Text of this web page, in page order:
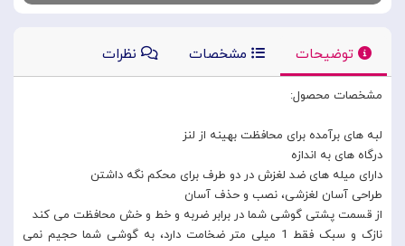
توضیحات مشخصات نظرات
مشخصات محصول:
لبه های برآمده برای محافظت بهینه از لنز
درگاه های به اندازه
دارای میله های ضد لغزش در دو طرف برای محکم نگه داشتن
طراحی آسان لغزشی، نصب و حذف آسان
از قسمت پشتی گوشی شما در برابر ضربه و خط و خش محافظت می کند
نازک و سبک فقط 1 میلی متر ضخامت دارد، به گوشی شما حجیم نمی